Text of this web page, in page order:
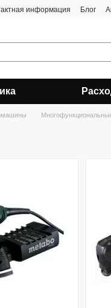
информация Блог